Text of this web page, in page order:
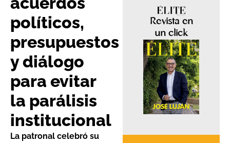
políticos,
presupuestos
y diálogo
para evitar
la parálisis
institucional
La patronal celebró su
Revista en
un click